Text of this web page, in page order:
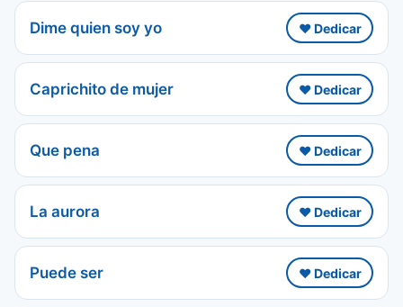
Dime quien soy yo ❤️ Dedicar
Caprichito de mujer ❤️ Dedicar
Que pena ❤️ Dedicar
La aurora ❤️ Dedicar
Puede ser ❤️ Dedicar